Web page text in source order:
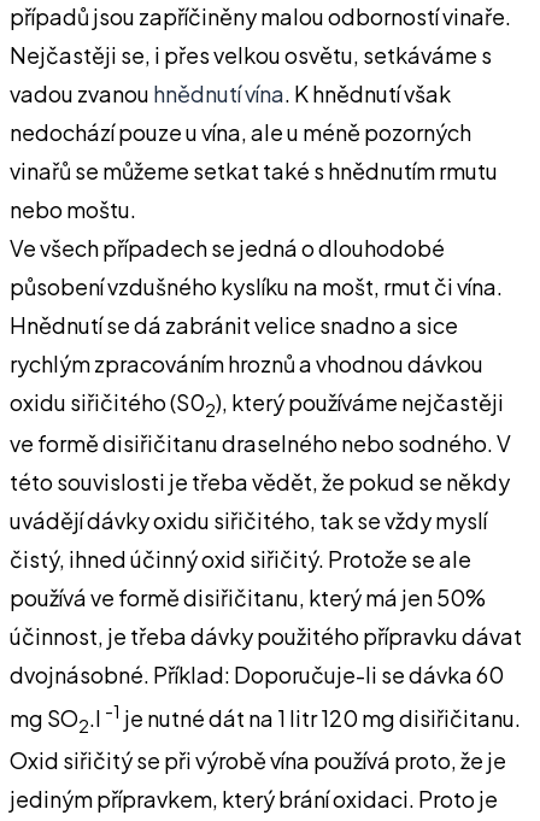
případů jsou zapříčiněny malou odborností vinaře.
Nejčastěji se, i přes velkou osvětu, setkáváme s
vadou zvanou hnědnutí vína. K hnědnutí však
nedochází pouze u vína, ale u méně pozorných
vinařů se můžeme setkat také s hnědnutím rmutu
nebo moštu.
Ve všech případech se jedná o dlouhodobé
působení vzdušného kyslíku na mošt, rmut či vína.
Hnědnutí se dá zabránit velice snadno a sice
rychlým zpracováním hroznů a vhodnou dávkou
oxidu siřičitého (S02), který používáme nejčastěji
ve formě disiřičitanu draselného nebo sodného. V
této souvislosti je třeba vědět, že pokud se někdy
uvádějí dávky oxidu siřičitého, tak se vždy myslí
čistý, ihned účinný oxid siřičitý. Protože se ale
používá ve formě disiřičitanu, který má jen 50%
účinnost, je třeba dávky použitého přípravku dávat
dvojnásobné. Příklad: Doporučuje-li se dávka 60
mg SO2.I -1 je nutné dát na 1 litr 120 mg disiřičitanu.
Oxid siřičitý se při výrobě vína používá proto, že je
jediným přípravkem, který brání oxidaci. Proto je